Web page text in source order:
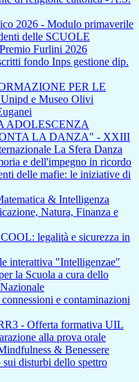
2026 - Modulo primaverile
delle SCUOLE
Furlini 2026
fondo Inps gestione dip.
PER LE
e Museo Olivi
ADOLESCENZA
LA DANZA" - XXIII
La Sfera Danza
e dell'impegno in ricordo
delle mafie: le iniziative di
& Intelligenza
Natura, Finanza e
legalità e sicurezza in
interattiva "Intelligenzae"
la Scuola a cura dello
e contaminazioni
- Offerta formativa UIL
alla prova orale
& Benessere
disturbi dello spettro